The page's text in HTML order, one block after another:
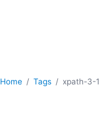
Home Tags xpath-3-1